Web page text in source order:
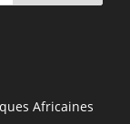
Africaines